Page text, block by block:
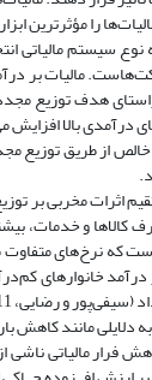
را مؤثرترین
نوع سیستم
مالیات بر
راستای هدف توزیع
درآمدی بالا
خالص از طریق
اثرات مخربی بر
کالاها و خدمات،
که نرخ‌های
درآمد خانوارهای
و رضایی، 2011).
دلایلی مانند
فرار مالیاتی ناشی